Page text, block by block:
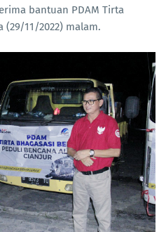
bantuan PDAM Tirta
(29/11/2022) malam.